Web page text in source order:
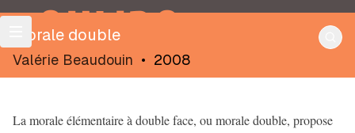
OULIPO
Morale double
Valérie Beaudouin • 2008
La morale élémentaire à double face, ou morale double, propose